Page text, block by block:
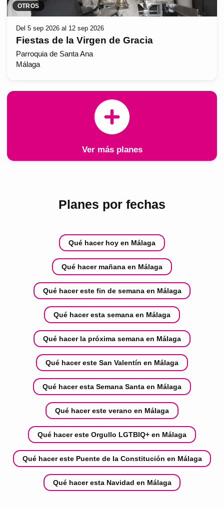
OTROS
Del 5 sep 2026 al 12 sep 2026
Fiestas de la Virgen de Gracia
Parroquia de Santa Ana
Málaga
Ver más planes
Planes por fechas
Qué hacer hoy en Málaga
Qué hacer mañana en Málaga
Qué hacer este fin de semana en Málaga
Qué hacer esta semana en Málaga
Qué hacer la próxima semana en Málaga
Qué hacer este San Valentín en Málaga
Qué hacer esta Semana Santa en Málaga
Qué hacer este verano en Málaga
Qué hacer este Orgullo LGTBIQ+ en Málaga
Qué hacer este Puente de la Constitución en Málaga
Qué hacer esta Navidad en Málaga